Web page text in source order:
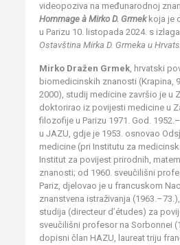
videopoziva na međunarodnoj
Hommage à Mirko D. Grmek koja je
u Parizu 10. listopada 2024. s
Ostavština Mirka D. Grmeka u
Mirko Dražen Grmek, hrvatski
biomedicinskih znanosti (Krapina,
2000), studij medicine završio je u
doktorirao iz povijesti medicine u
filozofije u Parizu 1971. God.
u JAZU, gdje je 1953. osnovao
medicine (pri Institutu za
Institut za povijest prirodnih,
znanosti; od 1960. sveučilišni
Pariz, djelovao je u francuskom
znanstvena istraživanja
studija (directeur d’études) za
sveučilišni profesor na Sorbonnei
dopisni član HAZU, laureat triju